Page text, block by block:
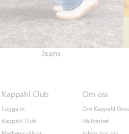
Jeans
Kappahl Club
Logga in
Kappahl Club
Om oss
Om Kappahl
Hållbarhet